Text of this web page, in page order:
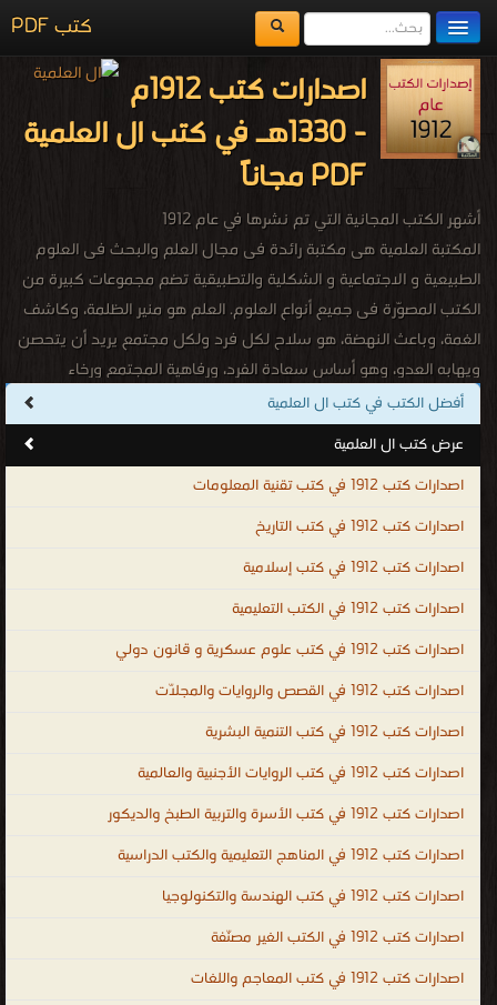
كتب PDF
مكتبة الكتب
المكتبات
يُقرأ حالياً
اضف كتاب
اصدارات كتب 1912م
- 1330هـ في كتب ال العلمية
PDF مجاناً
أشهر الكتب المجانية التي تم نشرها في عام 1912
المكتبة العلمية هى مكتبة رائدة فى مجال العلم والبحث فى العلوم
الطبيعية و الاجتماعية و الشكلية والتطبيقية تضم مجموعات كبيرة من
الكتب المصوّرة فى جميع أنواع العلوم. العلم هو منير الظلمة، وكاشف
الغمة، وباعث النهضة، هو سلاح لكل فرد ولكل مجتمع يريد أن يتحصن
ويهابه العدو، وهو أساس سعادة الفرد، ورفاهية المجتمع ورخاء
الشعوب، والبشر جميعا. وقد حث الله سبحانه وتعالى على طلب العلم
لما له من أثر فعّال فقال : "وَقُل رَّبِّ زِدْنِي عِلْمًا" ما أجمل هذه الآية
الكريمة وما أروع معناها؛ الدعاء والطلب من الله أن يزيد المرء علماً لا مالاً
ولا ميراثاً ولا جاهاً إنّما علماً، لأن العِلم هو النبراس الذي تضاء به الظلمات
الحالكة، وهو الراية العالية التي ترشد إلى ما فيه خير الإنسان في الدنيا
بولادة الإنسان وتنتهي بوفاته، فالإنسان في كافة مراحل حياته يكون
مُتعطّشاً للعلم والمعرفة، و لطلب العلم طرق مختلفة أولها القراءة، حيث
إن القراءة هي البوابة التي يدخل الإنسان منها إلى عالم أوسع أكثر إبهاراً،
و طلب العلم أيضاً هو دليل على انفتاحية الشخص إذ إن الإنسان
الشغوف بالعلم سيلجأ إلى قراءة الكتب فأنت بالكتب تستطيع
تعلّم كل شيءٍ عن الأفكار والمعارف التى احتازها أشخاص آخرون في
القديم والحديث، ولنتذكر إذا حصل الإنسان على العلم فإنه حتماً سيصبح
إنساناً ذا روح عظيمة. أفضل الكتب في جميع فروع العلم : العلوم
الطبيعية ، العلوم الاجتماعية ، العلوم الشكلية ، البحث العلمي ، المنهجية
العلمية ، التحقق دور الرياضيات ، فلسفة العلوم ، الأدب العلمي ، وأيضًا
الأحياء إلخ،، ال العلمية
أفضل الكتب في كتب ال العلمية
عرض كتب ال العلمية
اصدارات كتب 1912 في كتب تقنية المعلومات
اصدارات كتب 1912 في كتب التاريخ
اصدارات كتب 1912 في كتب إسلامية
اصدارات كتب 1912 في الكتب التعليمية
اصدارات كتب 1912 في كتب علوم عسكرية و قانون دولي
اصدارات كتب 1912 في القصص والروايات والمجلّات
اصدارات كتب 1912 في كتب التنمية البشرية
اصدارات كتب 1912 في كتب الروايات الأجنبية والعالمية
اصدارات كتب 1912 في كتب الأسرة والتربية الطبخ والديكور
اصدارات كتب 1912 في المناهج التعليمية والكتب الدراسية
اصدارات كتب 1912 في كتب الهندسة والتكنولوجيا
اصدارات كتب 1912 في الكتب الغير مصنّفة
اصدارات كتب 1912 في كتب المعاجم واللغات